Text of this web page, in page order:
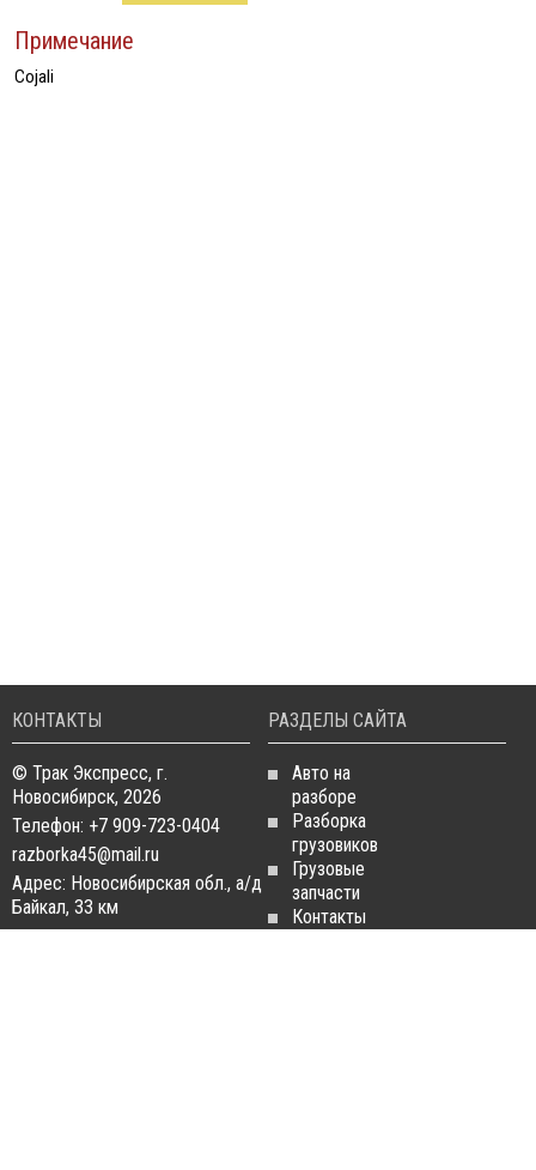
Примечание
Cojali
КОНТАКТЫ
© Трак Экспресс, г.
Новосибирск, 2026
Телефон: +7 909-723-0404
razborka45@mail.ru
Адрес: Новосибирская обл., а/д
Байкал, 33 км
РАЗДЕЛЫ САЙТА
Авто на
разборе
Разборка
грузовиков
Грузовые
запчасти
Контакты